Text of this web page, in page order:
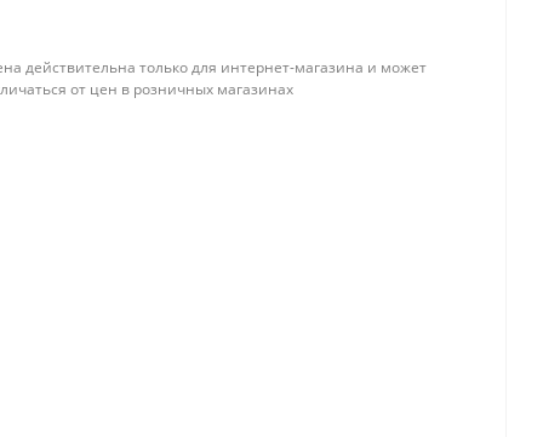
действительна только для интернет-магазина и может
от цен в розничных магазинах